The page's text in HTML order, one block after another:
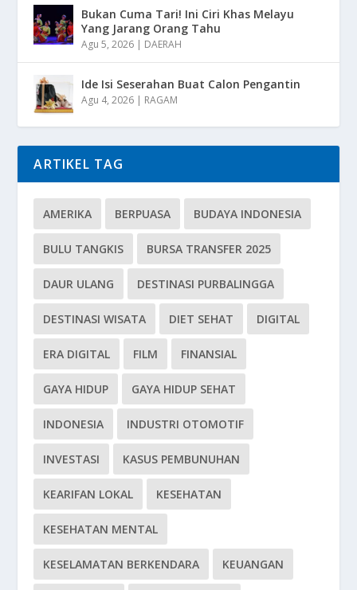
Bukan Cuma Tari! Ini Ciri Khas Melayu
Yang Jarang Orang Tahu
Agu 5, 2026 | DAERAH
Ide Isi Seserahan Buat Calon Pengantin
Agu 4, 2026 | RAGAM
ARTIKEL TAG
AMERIKA BERPUASA BUDAYA INDONESIA
BULU TANGKIS BURSA TRANSFER 2025
DAUR ULANG DESTINASI PURBALINGGA
DESTINASI WISATA DIET SEHAT DIGITAL
ERA DIGITAL FILM FINANSIAL
GAYA HIDUP GAYA HIDUP SEHAT
INDONESIA INDUSTRI OTOMOTIF
INVESTASI KASUS PEMBUNUHAN
KEARIFAN LOKAL KESEHATAN
KESEHATAN MENTAL
KESELAMATAN BERKENDARA KEUANGAN